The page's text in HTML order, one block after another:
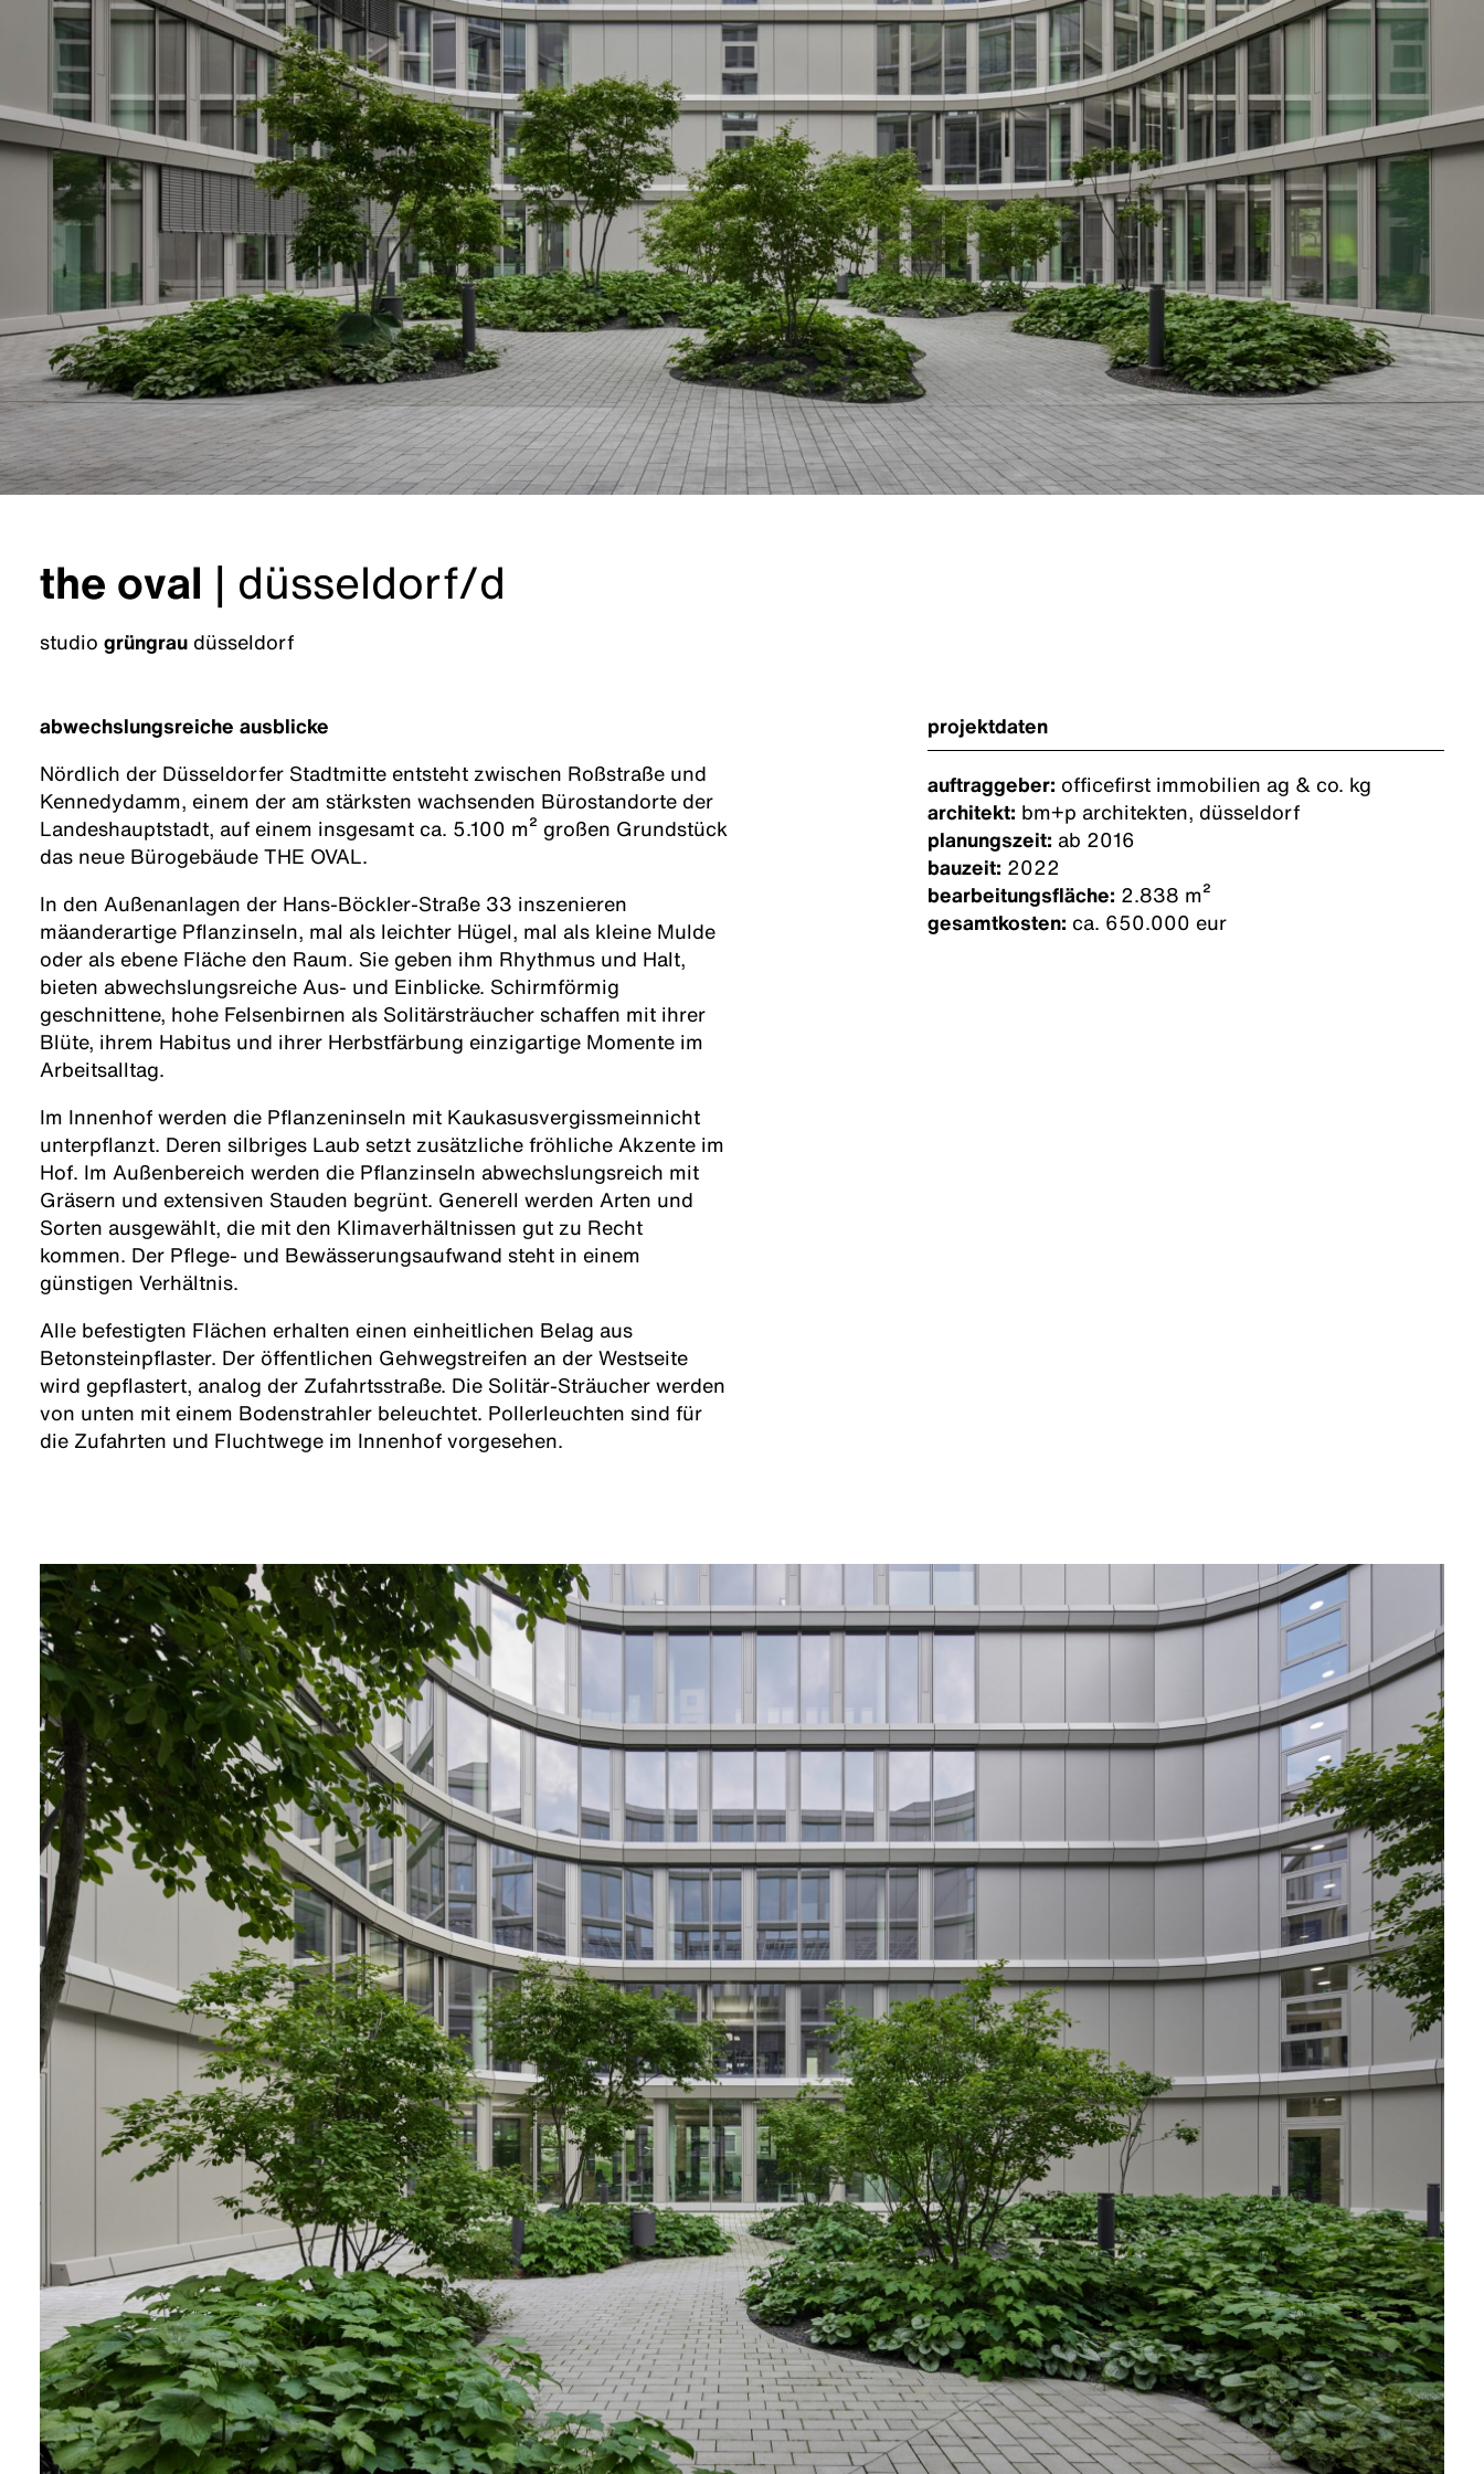
the oval | düsseldorf/d
studio grüngrau düsseldorf
abwechslungsreiche ausblicke
Nördlich der Düsseldorfer Stadtmitte entsteht zwischen Roßstraße und
Kennedydamm, einem der am stärksten wachsenden Bürostandorte der
Landeshauptstadt, auf einem insgesamt ca. 5.100 m² großen Grundstück
das neue Bürogebäude THE OVAL.
In den Außenanlagen der Hans-Böckler-Straße 33 inszenieren
mäanderartige Pflanzinseln, mal als leichter Hügel, mal als kleine Mulde
oder als ebene Fläche den Raum. Sie geben ihm Rhythmus und Halt,
bieten abwechslungsreiche Aus- und Einblicke. Schirmförmig
geschnittene, hohe Felsenbirnen als Solitärsträucher schaffen mit ihrer
Blüte, ihrem Habitus und ihrer Herbstfärbung einzigartige Momente im
Arbeitsalltag.
Im Innenhof werden die Pflanzeninseln mit Kaukasusvergissmeinnicht
unterpflanzt. Deren silbriges Laub setzt zusätzliche fröhliche Akzente im
Hof. Im Außenbereich werden die Pflanzinseln abwechslungsreich mit
Gräsern und extensiven Stauden begrünt. Generell werden Arten und
Sorten ausgewählt, die mit den Klimaverhältnissen gut zu Recht
kommen. Der Pflege- und Bewässerungsaufwand steht in einem
günstigen Verhältnis.
Alle befestigten Flächen erhalten einen einheitlichen Belag aus
Betonsteinpflaster. Der öffentlichen Gehwegstreifen an der Westseite
wird gepflastert, analog der Zufahrtsstraße. Die Solitär-Sträucher werden
von unten mit einem Bodenstrahler beleuchtet. Pollerleuchten sind für
die Zufahrten und Fluchtwege im Innenhof vorgesehen.
projektdaten
auftraggeber: officefirst immobilien ag & co. kg
architekt: bm+p architekten, düsseldorf
planungszeit: ab 2016
bauzeit: 2022
bearbeitungsfläche: 2.838 m²
gesamtkosten: ca. 650.000 eur